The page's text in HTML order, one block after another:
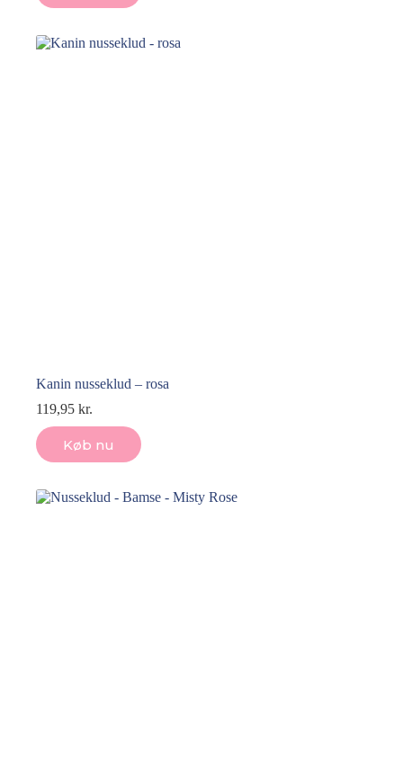
Kanin nusseklud – rosa
119,95 kr.
Køb nu